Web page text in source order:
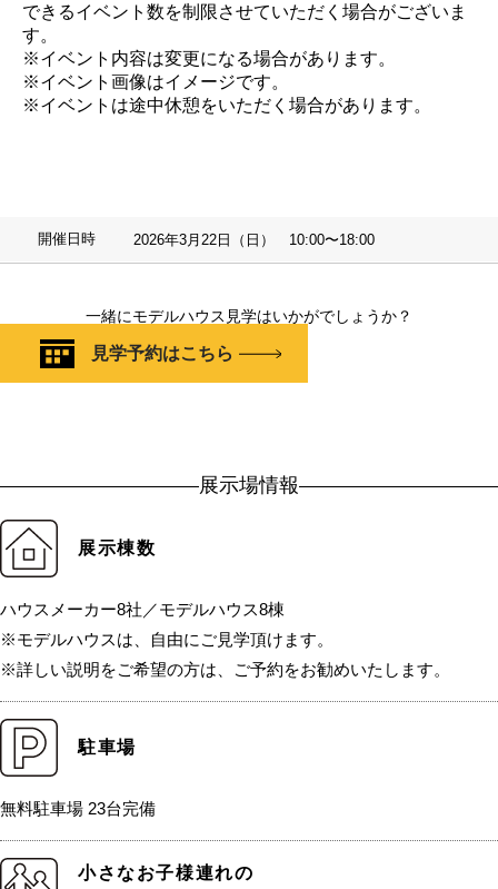
できるイベント数を制限させていただく場合がございま
す。
※イベント内容は変更になる場合があります。
※イベント画像はイメージです。
※イベントは途中休憩をいただく場合があります。
開催日時 2026年3月22日（日） 10:00〜18:00
一緒にモデルハウス見学はいかがでしょうか？
見学予約はこちら
展示場情報
展示棟数
ハウスメーカー8社／モデルハウス8棟
※モデルハウスは、自由にご見学頂けます。
※詳しい説明をご希望の方は、ご予約をお勧めいたします。
駐車場
無料駐車場 23台完備
小さなお子様連れの